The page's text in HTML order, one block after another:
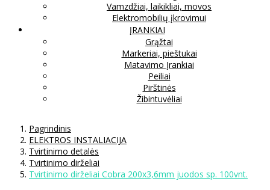
Vamzdžiai, laikikliai, movos
Elektromobilių įkrovimui
ĮRANKIAI
Grąžtai
Markeriai, pieštukai
Matavimo Įrankiai
Peiliai
Pirštinės
Žibintuvėliai
Pagrindinis
ELEKTROS INSTALIACIJA
Tvirtinimo detalės
Tvirtinimo dirželiai
Tvirtinimo dirželiai Cobra 200x3,6mm juodos sp. 100vnt.